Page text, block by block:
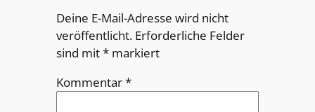
Deine E-Mail-Adresse wird nicht
veröffentlicht. Erforderliche Felder
sind mit*markiert
Kommentar*